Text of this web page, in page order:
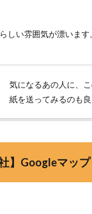
しい雰囲気が漂います
気になるあの人に、
紙を送ってみるのも良
】Googleマップ